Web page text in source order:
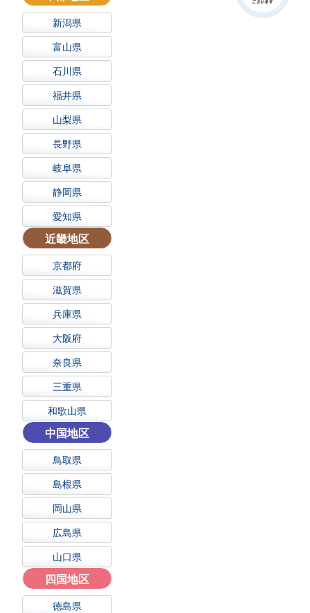
新潟県
富山県
石川県
福井県
山梨県
長野県
岐阜県
静岡県
愛知県
近畿地区
京都府
滋賀県
兵庫県
大阪府
奈良県
三重県
和歌山県
中国地区
鳥取県
島根県
岡山県
広島県
山口県
四国地区
徳島県